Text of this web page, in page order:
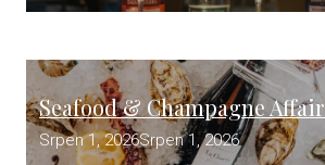
Seafood & Champagne Affair
Srpen 1, 2026Srpen 1, 2026